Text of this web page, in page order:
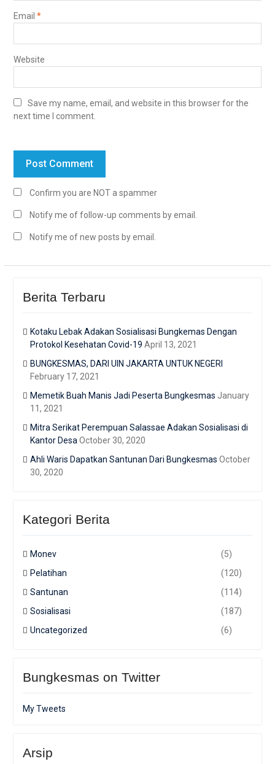
Email *
Website
Save my name, email, and website in this browser for the
next time I comment.
Confirm you are NOT a spammer
Notify me of follow-up comments by email.
Notify me of new posts by email.
Berita Terbaru
Kotaku Lebak Adakan Sosialisasi Bungkemas Dengan
Protokol Kesehatan Covid-19 April 13, 2021
BUNGKESMAS, DARI UIN JAKARTA UNTUK NEGERI
February 17, 2021
Memetik Buah Manis Jadi Peserta Bungkesmas January
11, 2021
Mitra Serikat Perempuan Salassae Adakan Sosialisasi di
Kantor Desa October 30, 2020
Ahli Waris Dapatkan Santunan Dari Bungkesmas October
30, 2020
Kategori Berita
Monev
(5)
Pelatihan
(120)
Santunan
(114)
Sosialisasi
(187)
Uncategorized
(6)
Bungkesmas on Twitter
My Tweets
Arsip